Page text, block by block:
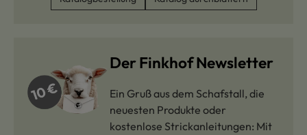
Der Finkhof Newsletter
Ein Gruß aus dem Schafstall, die
neuesten Produkte oder
kostenlose Strickanleitungen: Mit